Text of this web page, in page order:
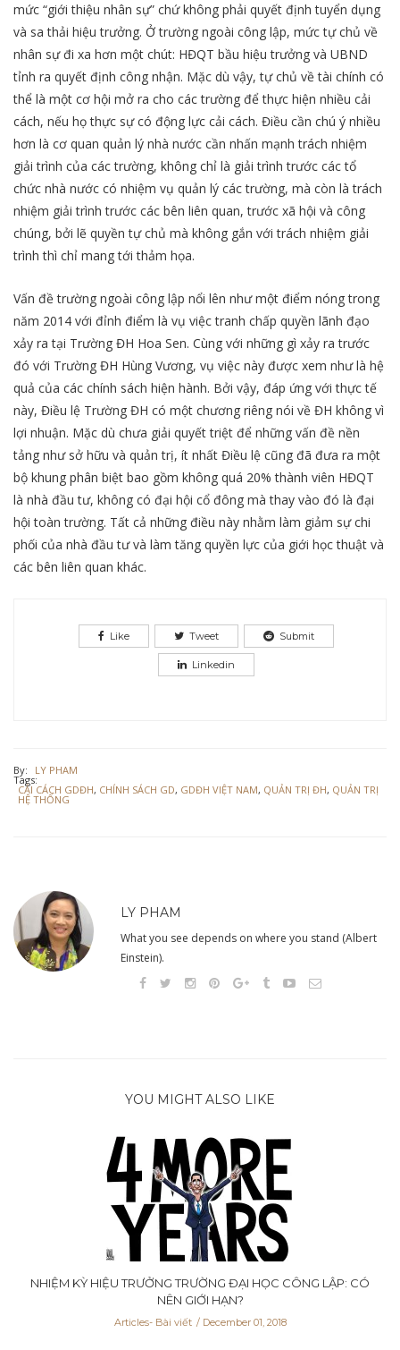
mức “giới thiệu nhân sự” chứ không phải quyết định tuyển dụng
và sa thải hiệu trưởng. Ở trường ngoài công lập, mức tự chủ về
nhân sự đi xa hơn một chút: HĐQT bầu hiệu trưởng và UBND
tỉnh ra quyết định công nhận. Mặc dù vậy, tự chủ về tài chính có
thể là một cơ hội mở ra cho các trường để thực hiện nhiều cải
cách, nếu họ thực sự có động lực cải cách. Điều cần chú ý nhiều
hơn là cơ quan quản lý nhà nước cần nhấn mạnh trách nhiệm
giải trình của các trường, không chỉ là giải trình trước các tổ
chức nhà nước có nhiệm vụ quản lý các trường, mà còn là trách
nhiệm giải trình trước các bên liên quan, trước xã hội và công
chúng, bởi lẽ quyền tự chủ mà không gắn với trách nhiệm giải
trình thì chỉ mang tới thảm họa.
Vấn đề trường ngoài công lập nổi lên như một điểm nóng trong
năm 2014 với đỉnh điểm là vụ việc tranh chấp quyền lãnh đạo
xảy ra tại Trường ĐH Hoa Sen. Cùng với những gì xảy ra trước
đó với Trường ĐH Hùng Vương, vụ việc này được xem như là hệ
quả của các chính sách hiện hành. Bởi vậy, đáp ứng với thực tế
này, Điều lệ Trường ĐH có một chương riêng nói về ĐH không vì
lợi nhuận. Mặc dù chưa giải quyết triệt để những vấn đề nền
tảng như sở hữu và quản trị, ít nhất Điều lệ cũng đã đưa ra một
bộ khung phân biệt bao gồm không quá 20% thành viên HĐQT
là nhà đầu tư, không có đại hội cổ đông mà thay vào đó là đại
hội toàn trường. Tất cả những điều này nhằm làm giảm sự chi
phối của nhà đầu tư và làm tăng quyền lực của giới học thuật và
các bên liên quan khác.
Like Tweet Submit
Linkedin
By: LY PHAM
Tags:
CẢI CÁCH GDĐH, CHÍNH SÁCH GD, GDĐH VIỆT NAM, QUẢN TRỊ ĐH, QUẢN TRỊ
HỆ THỐNG
LY PHAM
What you see depends on where you stand (Albert
Einstein).
YOU MIGHT ALSO LIKE
NHIỆM KỲ HIỆU TRƯỞNG TRƯỜNG ĐẠI HỌC CÔNG LẬP: CÓ
NÊN GIỚI HẠN?
Articles- Bài viết December 01, 2018